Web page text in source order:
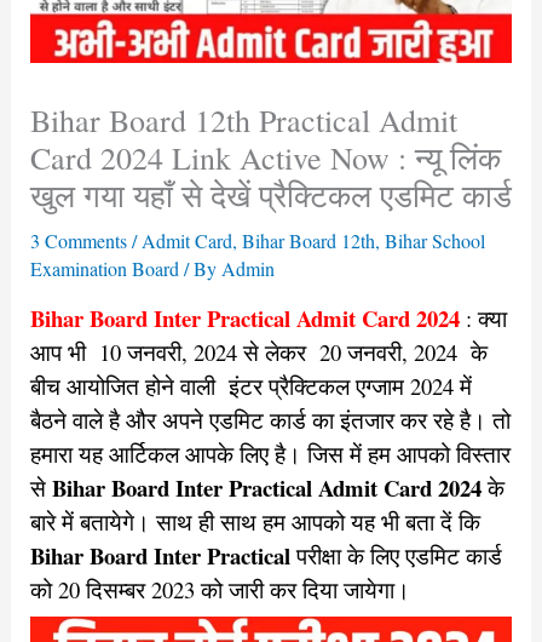
Bihar Board 12th Practical Admit
Card 2024 Link Active Now : न्यू लिंक
खुल गया यहाँ से देखें प्रैक्टिकल एडमिट कार्ड
3 Comments /Admit Card, Bihar Board 12th, Bihar School
Examination Board / By Admin
Bihar Board Inter Practical Admit Card 2024 : क्या
आप भी 10 जनवरी, 2024 से लेकर 20 जनवरी, 2024 के
बीच आयोजित होने वाली इंटर प्रैक्टिकल एग्जाम 2024 में
बैठने वाले है और अपने एडमिट कार्ड का इंतजार कर रहे है। तो
हमारा यह आर्टिकल आपके लिए है। जिस में हम आपको विस्तार
से Bihar Board Inter Practical Admit Card 2024के
बारे में बतायेगे।साथ ही साथ हम आपको यह भी बता दें कि
Bihar Board Inter Practicalपरीक्षा के लिए एडमिट कार्ड
को 20 दिसम्बर 2023 को जारी कर दिया जायेगा।